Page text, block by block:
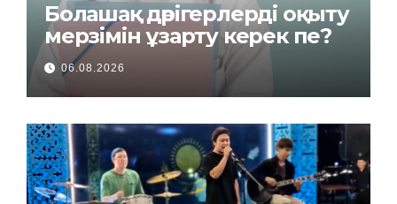
Болашақ дәрігерлерді оқыту
мерзімін ұзарту керек пе?
06.08.2026